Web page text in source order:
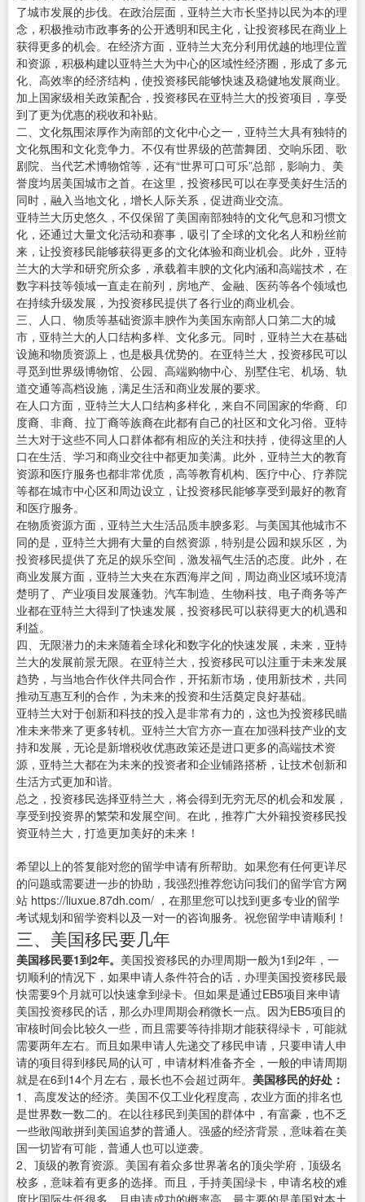
了城市发展的步伐。在政治层面，亚特兰大市长坚持以民为本的理
念，积极推动市政事务的公开透明和民主化，让投资移民在商业上
获得更多的机会。在经济方面，亚特兰大充分利用优越的地理位置
和资源，积极构建以亚特兰大为中心的区域性经济圈，形成了多元
化、高效率的经济结构，使投资移民能够快速及稳健地发展商业。
加上国家级相关政策配合，投资移民在亚特兰大的投资项目，享受
到了更为优惠的税收和补贴。
二、文化氛围浓厚作为南部的文化中心之一，亚特兰大具有独特的
文化氛围和文化竞争力。不仅有世界级的芭蕾舞团、交响乐团、歌
剧院、当代艺术博物馆等，还有“世界可口可乐”总部，影响力、美
誉度均居美国城市之首。在这里，投资移民可以在享受美好生活的
同时，融入当地文化，增长人际关系，促进商业交流。
亚特兰大历史悠久，不仅保留了美国南部独特的文化气息和习惯文
化，还通过大量文化活动和赛事，吸引了全球的文化名人和粉丝前
来，让投资移民能够获得更多的文化体验和商业机会。此外，亚特
兰大的大学和研究所众多，承载着丰腴的文化内涵和高端技术，在
数字科技等领域一直走在前列，房地产、金融、医药等各个领域也
在持续升级发展，为投资移民提供了各行业的商业机会。
三、人口、物质等基础资源丰腴作为美国东南部人口第二大的城
市，亚特兰大的人口结构多样、文化多元。同时，亚特兰大在基础
设施和物质资源上，也是极具优势的。在亚特兰大，投资移民可以
寻觅到世界级博物馆、公园、高端购物中心、别墅住宅、机场、轨
道交通等高档设施，满足生活和商业发展的要求。
在人口方面，亚特兰大人口结构多样化，来自不同国家的华裔、印
度裔、非裔、拉丁裔等族裔在此都有自己的社区和文化习俗。亚特
兰大对于这些不同人口群体都有相应的关注和扶持，使得这里的人
口在生活、学习和商业交往中都更加美满。此外，亚特兰大的教育
资源和医疗服务也都非常优质，高等教育机构、医疗中心、疗养院
等都在城市中心区和周边设立，让投资移民能够享受到最好的教育
和医疗服务。
在物质资源方面，亚特兰大生活品质丰腴多彩。与美国其他城市不
同的是，亚特兰大拥有大量的自然资源，特别是公园和娱乐区，为
投资移民提供了充足的娱乐空间，激发福气生活的态度。此外，在
商业发展方面，亚特兰大夹在东西海岸之间，周边商业区域环境清
楚明了、产业项目发展蓬勃。汽车制造、生物科技、电子商务等产
业都在亚特兰大得到了快速发展，投资移民可以获得更大的机遇和
利益。
四、无限潜力的未来随着全球化和数字化的快速发展，未来，亚特
兰大的发展前景无限。在亚特兰大，投资移民可以注重于未来发展
趋势，与当地合作伙伴共同合作，开拓新市场，使用新技术，共同
推动互惠互利的合作，为未来的投资和生活奠定良好基础。
亚特兰大对于创新和科技的投入是非常有力的，这也为投资移民瞄
准未来带来了更多转机。亚特兰大官方亦一直在加强科技产业的支
持和发展，无论是新增税收优惠政策还是进口更多的高端技术资
源，亚特兰大都在为未来的投资者和企业铺路搭桥，让技术创新和
生活方式更加和谐。
总之，投资移民选择亚特兰大，将会得到无穷无尽的机会和发展，
享受到投资界的繁荣和发展空间。在此，推荐广大外籍投资移民投
资亚特兰大，打造更加美好的未来！
希望以上的答复能对您的留学申请有所帮助。如果您有任何更详尽
的问题或需要进一步的协助，我强烈推荐您访问我们的留学官方网
站 https://liuxue.87dh.com/ ，在那里您可以找到更多专业的留学
考试规划和留学资料以及一对一的咨询服务。祝您留学申请顺利！
三、美国移民要几年
美国移民要1到2年。 美国投资移民的办理周期一般为1到2年，一
切顺利的情况下，如果申请人条件符合的话，办理美国投资移民最
快需要9个月就可以快速拿到绿卡。但如果是通过EB5项目来申请
美国投资移民的话，那么办理周期会稍微长一点。因为EB5项目的
审核时间会比较久一些，而且需要等待排期才能获得绿卡，可能就
需要两年左右。而且如果申请人先递交了移民申请，只要申请人申
请的项目得到移民局的认可，申请材料准备齐全，一般的申请周期
就是在6到14个月左右，最长也不会超过两年。 美国移民的好处：
1、高度发达的经济。美国不仅工业化程度高，农业方面的排名也
是世界数一数二的。在以往移民到美国的群体中，有富豪，也不乏
一些敢闯敢拼到美国追梦的普通人。强盛的经济背景，意味着在美
国一切皆有可能，普通人也可以逆袭。
2、顶级的教育资源。美国有着众多世界著名的顶尖学府，顶级名
校多，意味着有更多的选择。而且，手持美国绿卡，申请名校的难